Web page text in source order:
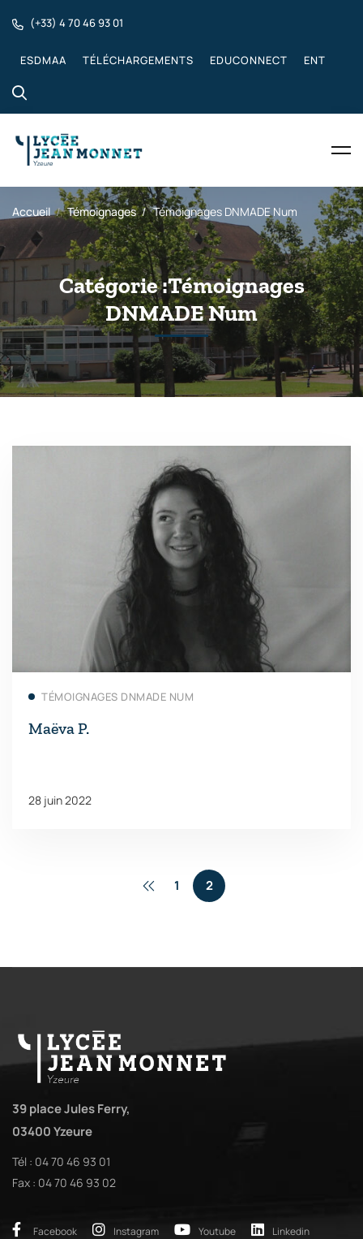
(+33) 4 70 46 93 01
ESDMAA TÉLÉCHARGEMENTS EDUCONNECT ENT
Accueil Témoignages Témoignages DNMADE Num
Catégorie :Témoignages
DNMADE Num
TÉMOIGNAGES DNMADE NUM
Maëva P.
28 juin 2022
1 2
39 place Jules Ferry,
03400 Yzeure
Tél : 04 70 46 93 01
Fax : 04 70 46 93 02
Facebook Instagram Youtube Linkedin